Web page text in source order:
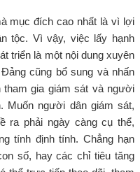
mục đích cao nhất là vì lợi
tộc. Vì vậy, việc lấy hạnh
triển là một nội dung xuyên
cũng bổ sung và nhấn
gia giám sát và người
Muốn người dân giám sát,
ra phải ngày càng cụ thể,
tính định tính. Chẳng hạn
số, hay các chỉ tiêu tăng